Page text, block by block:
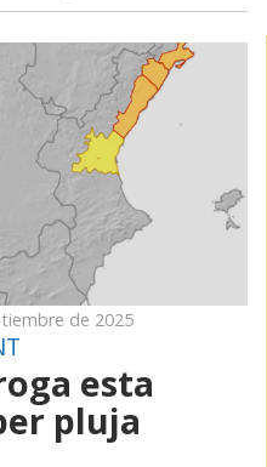
de 2025
esta
pluja